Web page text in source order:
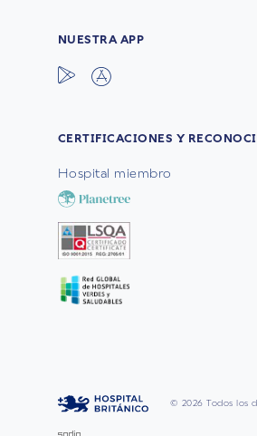
NUESTRA APP
CERTIFICACIONES Y
Hospital miembro
© 2026 Todos los